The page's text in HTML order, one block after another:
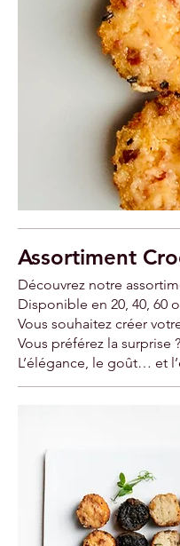
Assortiment
Découvrez notre
Disponible en 20, 40, 60
Vous souhaitez créer
Vous préférez la surprise
L’élégance, le goût… et